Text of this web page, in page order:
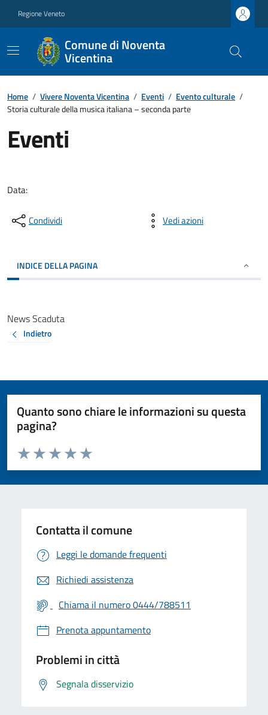
Regione Veneto
Comune di Noventa
Vicentina
Home / Vivere Noventa Vicentina / Eventi / Evento culturale /
Storia culturale della musica italiana – seconda parte
Eventi
Data:
Condividi Vedi azioni
INDICE DELLA PAGINA
News Scaduta
Indietro
Quanto sono chiare le informazioni su questa
pagina?
Valuta da 1 a 5 stelle la pagina
Valuta 5 stelle su 5
Valuta 4 stelle su 5
Valuta 3 stelle su 5
Valuta 2 stelle su 5
Valuta 1 stelle su 5
Contatta il comune
Leggi le domande frequenti
Richiedi assistenza
Chiama il numero 0444/788511
Prenota appuntamento
Problemi in città
Segnala disservizio